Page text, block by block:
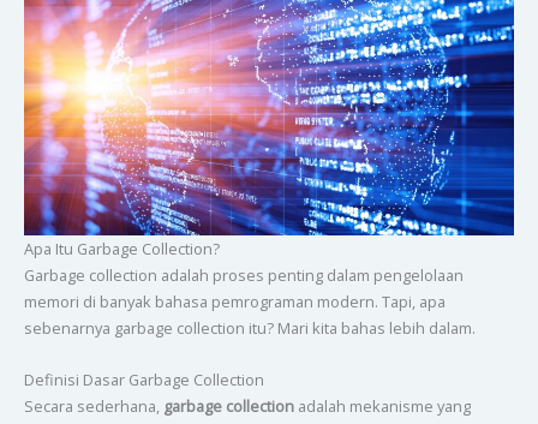
Apa Itu Garbage Collection?
Garbage collection adalah proses penting dalam pengelolaan
memori di banyak bahasa pemrograman modern. Tapi, apa
sebenarnya garbage collection itu? Mari kita bahas lebih dalam.
Definisi Dasar Garbage Collection
Secara sederhana, garbage collectionadalah mekanisme yang